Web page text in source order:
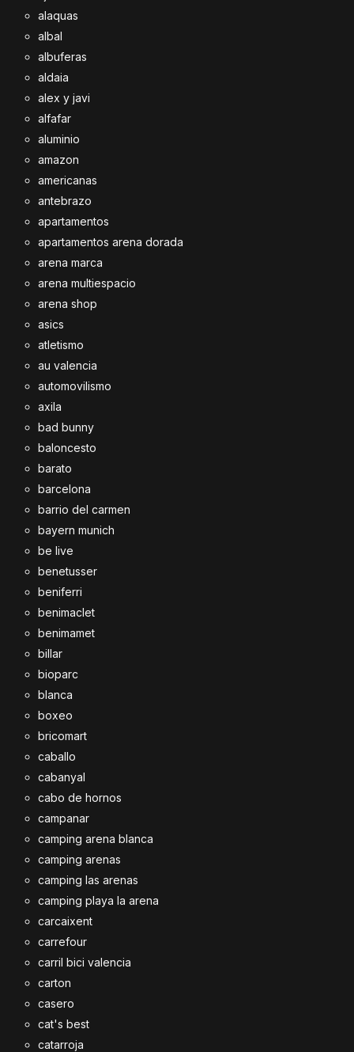
alaquas
albal
albuferas
aldaia
alex y javi
alfafar
aluminio
amazon
americanas
antebrazo
apartamentos
apartamentos arena dorada
arena marca
arena multiespacio
arena shop
asics
atletismo
au valencia
automovilismo
axila
bad bunny
baloncesto
barato
barcelona
barrio del carmen
bayern munich
be live
benetusser
beniferri
benimaclet
benimamet
billar
bioparc
blanca
boxeo
bricomart
caballo
cabanyal
cabo de hornos
campanar
camping arena blanca
camping arenas
camping las arenas
camping playa la arena
carcaixent
carrefour
carril bici valencia
carton
casero
cat's best
catarroja